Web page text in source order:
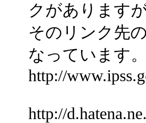
クがあります
そのリンク先
なっています
http://
http://